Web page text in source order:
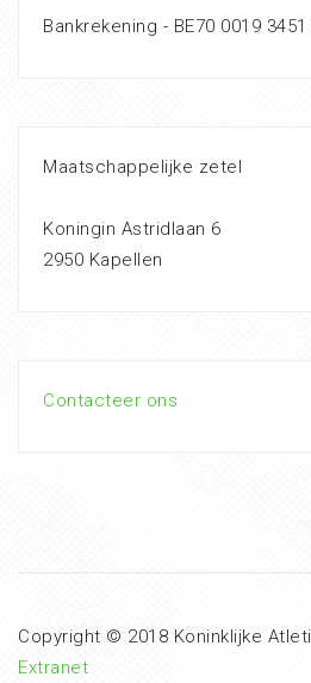
Bankrekening - BE70 0019
Maatschappelijke zetel
Koningin Astridlaan 6
2950 Kapellen
Contacteer ons
Copyright © 2018 Koninklijke
Extranet